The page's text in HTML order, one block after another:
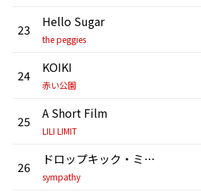
23 Hello Sugar
the peggies
24 KOIKI
赤い公園
25 A Short Film
LILI LIMIT
26 ドロップキック・ミッドタウン
sympathy